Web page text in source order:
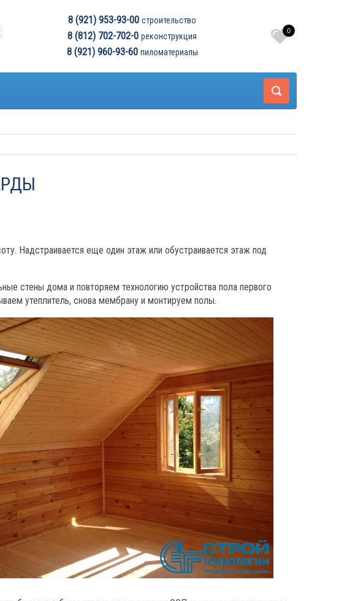
‎8 (921) 953-93-00 строительство
8 (812) 702-702-0 реконструкция
‎8 (921) 960-93-60 пиломатериалы
0
Надстраивается еще один этаж или обустраивается этаж под
стены дома и повторяем технологию устройства пола первого
утеплитель, снова мембрану и монтируем полы.